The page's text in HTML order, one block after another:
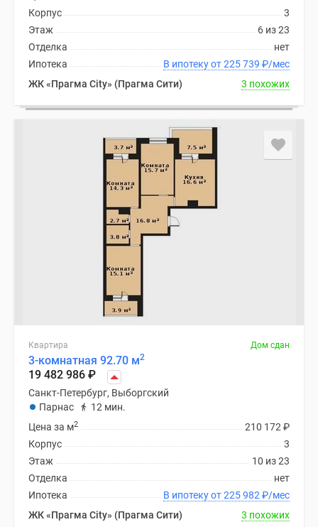
3
Корпус
6 из 23
Этаж
нет
Отделка
В ипотеку от 225 739 ₽/мес
Ипотека
ЖК «Прагма City» (Прагма Сити)
3 похожих
Квартира Дом сдан
3-комнатная 92.70 м2
19 482 986 ₽
Санкт-Петербург, Выборгский
Парнас
12 мин.
210 172 ₽
Цена за м2
3
Корпус
10 из 23
Этаж
нет
Отделка
В ипотеку от 225 982 ₽/мес
Ипотека
ЖК «Прагма City» (Прагма Сити)
3 похожих